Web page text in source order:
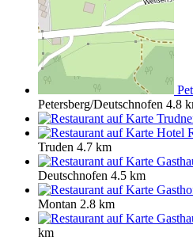
Petersberg/Deutschnofen 4.8
Hotel
Truden 4.7 km
Deutschnofen 4.5 km
Montan 2.8 km
km